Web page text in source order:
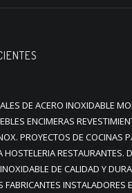
DE ACERO INOXIDABLE
ENCIMERAS
PROYECTOS DE COCINAS
HOSTELERIA RESTAURANTES.
DE CALIDAD Y
FABRICANTES INSTALADORES